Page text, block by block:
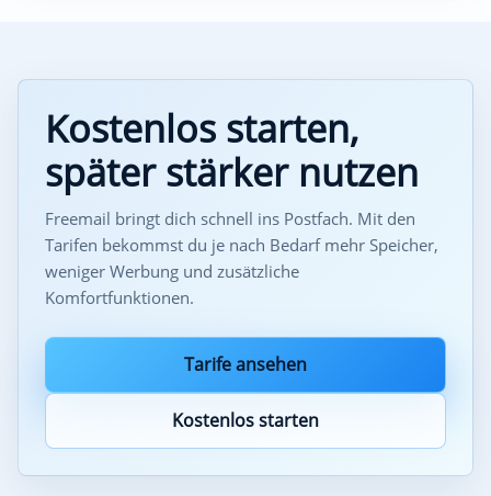
Kostenlos starten,
später stärker nutzen
Freemail bringt dich schnell ins Postfach. Mit den
Tarifen bekommst du je nach Bedarf mehr Speicher,
weniger Werbung und zusätzliche
Komfortfunktionen.
Tarife ansehen
Kostenlos starten